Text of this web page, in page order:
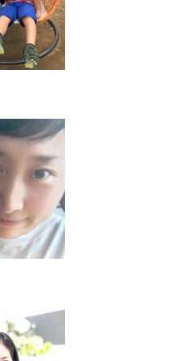
グ作家
。 食物科の短大を卒業後、
在も勤務。 趣味は、ものづ
山登り・ヨガなど 身体を動
と息子2人の4人暮らし。
動中です。
。 アクセサリーショップ